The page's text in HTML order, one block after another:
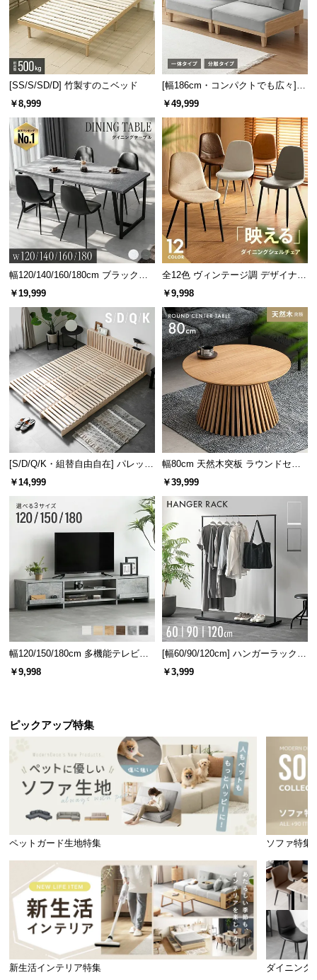
[SS/S/SD/D] 竹製すのこベッド
￥8,999
[幅186cm・コンパクトでも広々] 3
人掛けソファベッド リクライニン
￥49,999
幅120/140/160/180cm ブラックフ
レーム ダイニング 大理石調 4人掛
￥19,999
全12色 ヴィンテージ調 デザイナー
ズシェルチェア
￥9,998
[S/D/Q/K・組替自由自在] パレット
ベッド 8/12/16枚セット
￥14,999
幅80cm 天然木突板 ラウンドセン
ターテーブル 美しい格子デザイン
￥39,999
幅120/150/180cm 多機能テレビボ
ード 木目/石目調 オープン収納・
引き出し収納付き
￥9,998
[幅60/90/120cm] ハンガーラック
スチール 4段階高さ調節 サイドフ
ック オープンラック シンプル
￥3,999
ピックアップ特集
ペットガード生地特集 ソファ特集
新生活インテリア特集 ダイニング